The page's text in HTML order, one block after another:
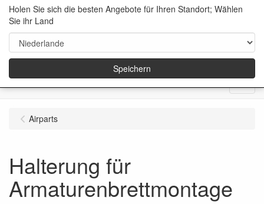
Menu
Airparts
Halterung für
Armaturenbrettmontage
Holen Sie sich die besten Angebote für Ihren Standort; Wählen
Sie ihr Land
Speichern